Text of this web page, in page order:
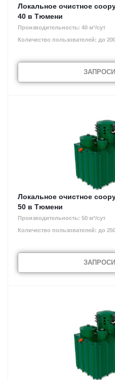
Локальное очистное
40 в Тюмени
Производительность: 40 м³/сут
Количество пользователей: до
Локальное очистное
50 в Тюмени
Производительность: 50 м³/сут
Количество пользователей: до